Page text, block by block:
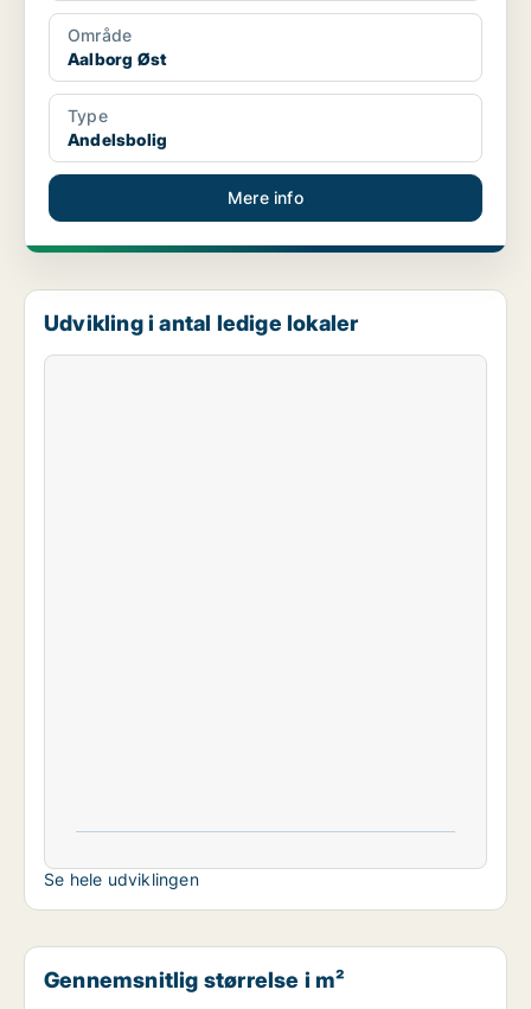
Område
Aalborg Øst
Type
Andelsbolig
Mere info
Udvikling i antal ledige lokaler
Se hele udviklingen
Gennemsnitlig størrelse i m²